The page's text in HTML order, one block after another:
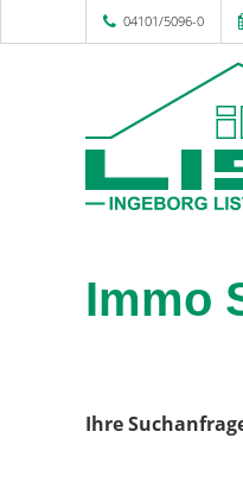
04101/5096-0
Immo
Ihre